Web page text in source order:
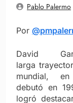
Pablo Palermo
Por
David
larga
mundial, en
debutó en
logró